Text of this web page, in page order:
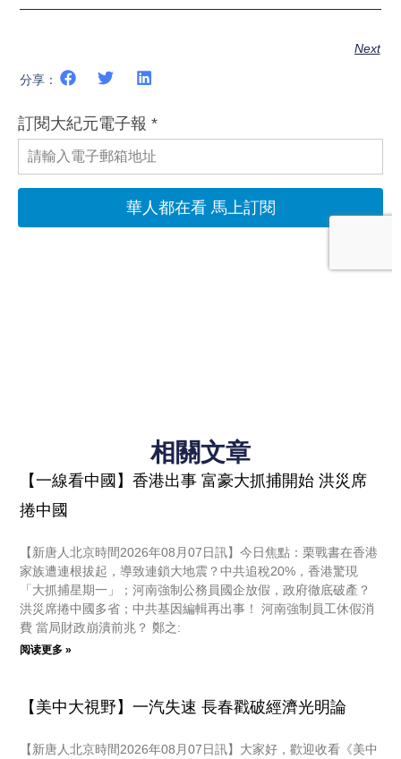
Next
分享：
相關文章
【一線看中國】香港出事 富豪大抓捕開始 洪災席
捲中國
【新唐人北京時間2026年08月07日訊】今日焦點：栗戰書在香港
家族遭連根拔起，導致連鎖大地震？中共追稅20%，香港驚現
「大抓捕星期一」；河南強制公務員國企放假，政府徹底破產？
洪災席捲中國多省；中共基因編輯再出事！ 河南強制員工休假消
費 當局財政崩潰前兆？ 鄭之:
阅读更多 »
【美中大視野】一汽失速 長春戳破經濟光明論
【新唐人北京時間2026年08月07日訊】大家好，歡迎收看《美中